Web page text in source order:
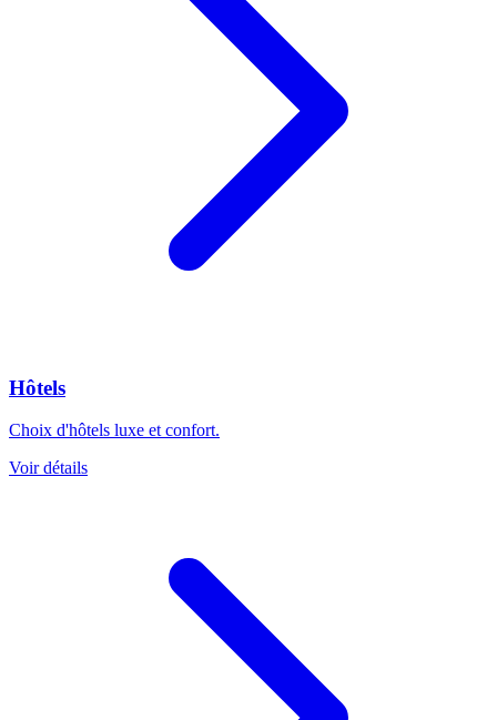
Hôtels
Choix d'hôtels luxe et confort.
Voir détails